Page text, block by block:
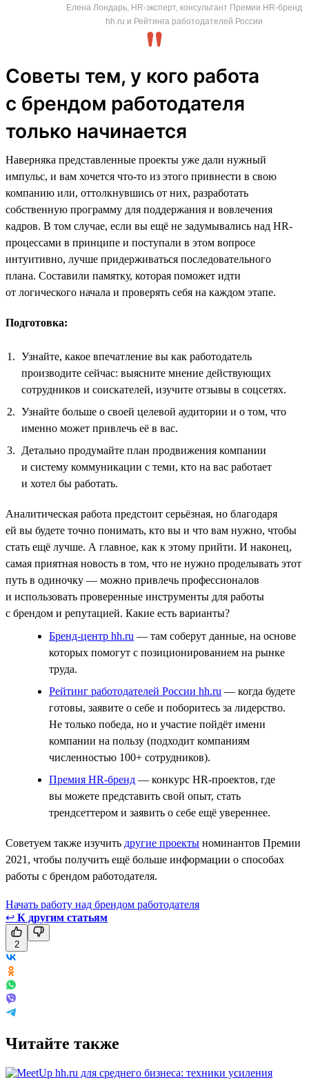
Елена Лондарь, HR-эксперт, консультант Премии HR-бренд
hh.ru и Рейтинга работодателей России
Советы тем, у кого работа
с брендом работодателя
только начинается
Наверняка представленные проекты уже дали нужный
импульс, и вам хочется что-то из этого привнести в свою
компанию или, оттолкнувшись от них, разработать
собственную программу для поддержания и вовлечения
кадров. В том случае, если вы ещё не задумывались над HR-
процессами в принципе и поступали в этом вопросе
интуитивно, лучше придерживаться последовательного
плана. Составили памятку, которая поможет идти
от логического начала и проверять себя на каждом этапе.
Подготовка:
Узнайте, какое впечатление вы как работодатель
производите сейчас: выясните мнение действующих
сотрудников и соискателей, изучите отзывы в соцсетях.
Узнайте больше о своей целевой аудитории и о том, что
именно может привлечь её в вас.
Детально продумайте план продвижения компании
и систему коммуникации с теми, кто на вас работает
и хотел бы работать.
Аналитическая работа предстоит серьёзная, но благодаря
ей вы будете точно понимать, кто вы и что вам нужно, чтобы
стать ещё лучше. А главное, как к этому прийти. И наконец,
самая приятная новость в том, что не нужно проделывать этот
путь в одиночку — можно привлечь профессионалов
и использовать проверенные инструменты для работы
с брендом и репутацией. Какие есть варианты?
Бренд-центр hh.ru — там соберут данные, на основе
которых помогут с позиционированием на рынке
труда.
Рейтинг работодателей России hh.ru — когда будете
готовы, заявите о себе и поборитесь за лидерство.
Не только победа, но и участие пойдёт имени
компании на пользу (подходит компаниям
численностью 100+ сотрудников).
Премия HR-бренд — конкурс HR-проектов, где
вы можете представить свой опыт, стать
трендсеттером и заявить о себе ещё увереннее.
Советуем также изучить другие проекты номинантов Премии
2021, чтобы получить ещё больше информации о способах
работы с брендом работодателя.
Начать работу над брендом работодателя
↩ К другим статьям
2
Читайте также